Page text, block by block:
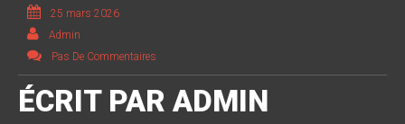
25 mars 2026
Admin
Pas De Commentaires
ÉCRIT PAR ADMIN